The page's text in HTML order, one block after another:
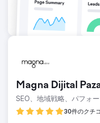
Magna Dijital
SEO、地域戦略、パフォ
30件のクチ